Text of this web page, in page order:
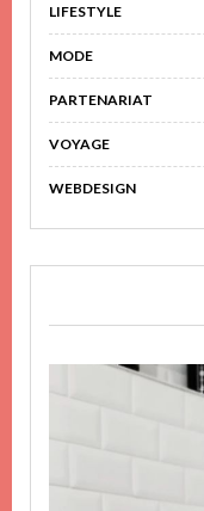
LIFESTYLE
MODE
PARTENARIAT
VOYAGE
WEBDESIGN